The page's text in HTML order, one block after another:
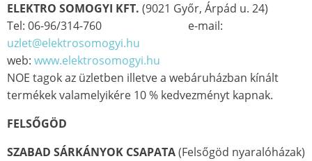
ELEKTRO SOMOGYI KFT. (9021 Győr, Árpád u. 24)
Tel: 06-96/314-760 e-mail:
uzlet@elektrosomogyi.hu
web: www.elektrosomogyi.hu
NOE tagok az üzletben illetve a webáruházban kínált
termékek valamelyikére 10 % kedvezményt kapnak.
FELSŐGÖD
SZABAD SÁRKÁNYOK CSAPATA(Felsőgöd nyaralóházak)